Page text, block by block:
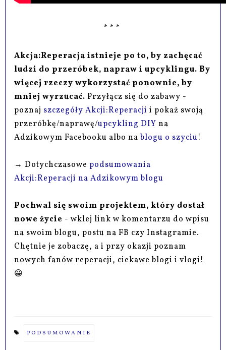
* * *
Akcja:Reperacja istnieje po to, by zachęcać
ludzi do przeróbek, napraw i upcyklingu. By
więcej rzeczy wykorzystać ponownie, by
mniej wyrzucać. Przyłącz się do zabawy -
poznaj szczegóły Akcji:Reperacji i pokaż swoją
przeróbkę/naprawę/upcykling DIY na
Adzikowym Facebooku albo nablogu o szyciu!
→ Dotychczasowepodsumowania
Akcji:Reperacji na Adzikowym blogu
Pochwal się swoim projektem, który dostał
nowe życie - wklej link w komentarzu do wpisu
na swoim blogu, postu na FB czy Instagramie.
Chętnie je zobaczę, a i przy okazji poznam
nowych fanów reperacji, ciekawe blogi i vlogi!
😀
PODSUMOWANIE